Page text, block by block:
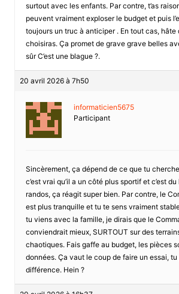
surtout avec les enfants. Par contre, t’as
peuvent vraiment exploser le budget et puis
toujours un truc à anticiper . En tout cas, hâte
choisiras. Ça promet de grave grave belles
sûr C’est une blague ?.
20 avril 2026 à 7h50
informaticien5675
Participant
Sincèrement, ça dépend de ce que tu
c’est vrai qu’il a un côté plus sportif et c’est
randos, ça réagit super bien. Par contre, le
est plus tranquille et tu te sens vraiment
tu viens avec la famille, je dirais que le
conviendrait mieux, SURTOUT sur des
chaotiques. Fais gaffe au budget, les pièces
données. Ça vaut le coup de faire un essai,
différence. Hein ?